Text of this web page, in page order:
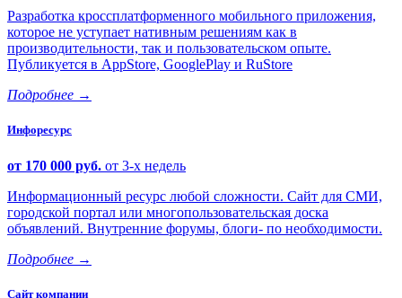
Разработка кроссплатформенного мобильного приложения,
которое не уступает нативным решениям как в
производительности, так и пользовательском опыте.
Публикуется в AppStore, GooglePlay и RuStore
Подробнее →
Инфоресурс
от 170 000 руб. от 3-х недель
Информационный ресурс любой сложности. Сайт для СМИ,
городской портал или многопользовательская доска
объявлений. Внутренние форумы, блоги- по необходимости.
Подробнее →
Сайт компании